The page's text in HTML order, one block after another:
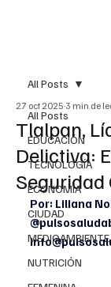
All Posts
EDUCACIÓN
TECNOLOGÍA
ECONOMÍA
CIUDAD
MEDIOAMBIENTE
NUTRICIÓN
All Posts
Tlalpan,
Delictiva:
Seguridad
27 oct 2025 3 min de
Por: Liliana